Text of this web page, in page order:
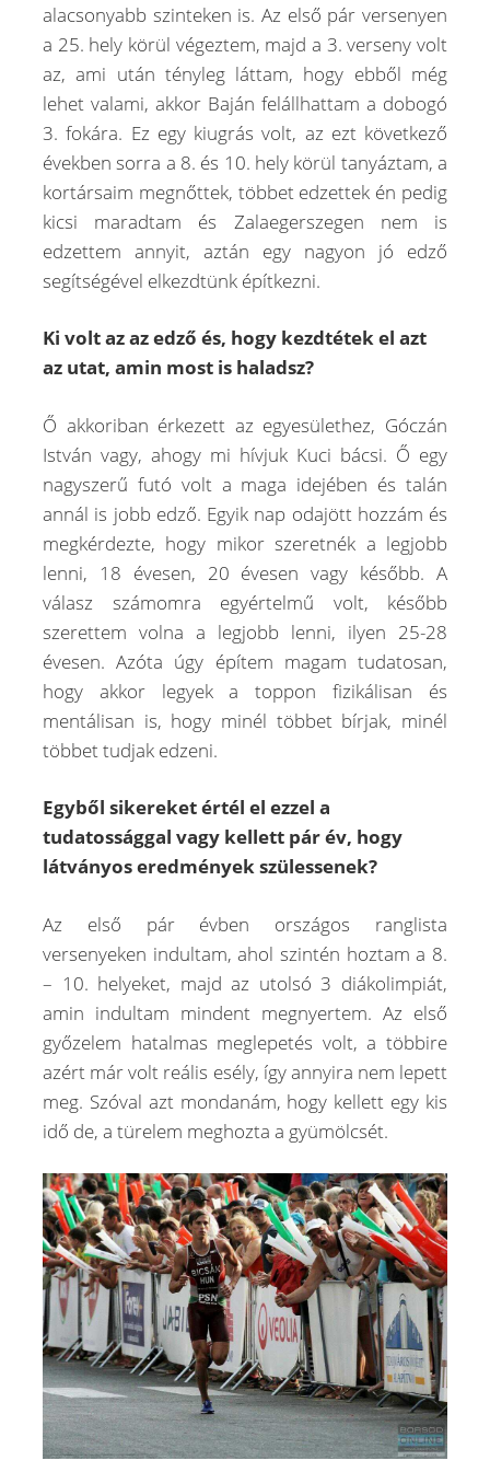
alacsonyabb szinteken is. Az első pár versenyen
a 25. hely körül végeztem, majd a 3. verseny volt
az, ami után tényleg láttam, hogy ebből még
lehet valami, akkor Baján felállhattam a dobogó
3. fokára. Ez egy kiugrás volt, az ezt következő
években sorra a 8. és 10. hely körül tanyáztam, a
kortársaim megnőttek, többet edzettek én pedig
kicsi maradtam és Zalaegerszegen nem is
edzettem annyit, aztán egy nagyon jó edző
segítségével elkezdtünk építkezni.
Ki volt az az edző és, hogy kezdtétek el azt
az utat, amin most is haladsz?
Ő akkoriban érkezett az egyesülethez, Góczán
István vagy, ahogy mi hívjuk Kuci bácsi. Ő egy
nagyszerű futó volt a maga idejében és talán
annál is jobb edző. Egyik nap odajött hozzám és
megkérdezte, hogy mikor szeretnék a legjobb
lenni, 18 évesen, 20 évesen vagy később. A
válasz számomra egyértelmű volt, később
szerettem volna a legjobb lenni, ilyen 25-28
évesen. Azóta úgy építem magam tudatosan,
hogy akkor legyek a toppon fizikálisan és
mentálisan is, hogy minél többet bírjak, minél
többet tudjak edzeni.
Egyből sikereket értél el ezzel a
tudatossággal vagy kellett pár év, hogy
látványos eredmények szülessenek?
Az első pár évben országos ranglista
versenyeken indultam, ahol szintén hoztam a 8.
– 10. helyeket, majd az utolsó 3 diákolimpiát,
amin indultam mindent megnyertem. Az első
győzelem hatalmas meglepetés volt, a többire
azért már volt reális esély, így annyira nem lepett
meg. Szóval azt mondanám, hogy kellett egy kis
idő de, a türelem meghozta a gyümölcsét.